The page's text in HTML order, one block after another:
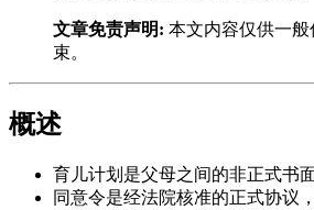
文章免责声明: 本文内容仅供一
束。
概述
育儿计划是父母之间的非正式书
同意令是经法院核准的正式协议